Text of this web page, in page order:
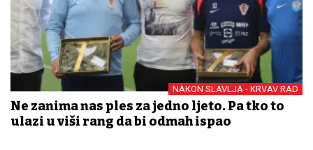
NAKON SLAVLJA - KRVAV RAD
Ne zanima nas ples za jedno ljeto. Pa tko to
ulazi u viši rang da bi odmah ispao